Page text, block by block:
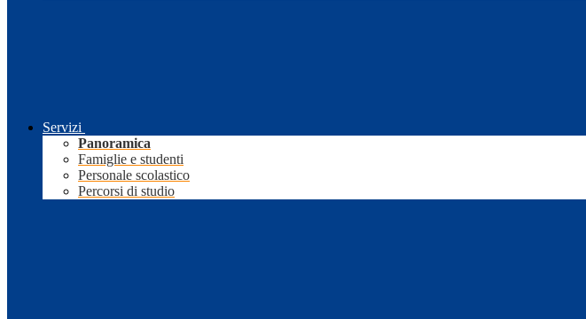
Servizi
Panoramica
Famiglie e studenti
Personale scolastico
Percorsi di studio